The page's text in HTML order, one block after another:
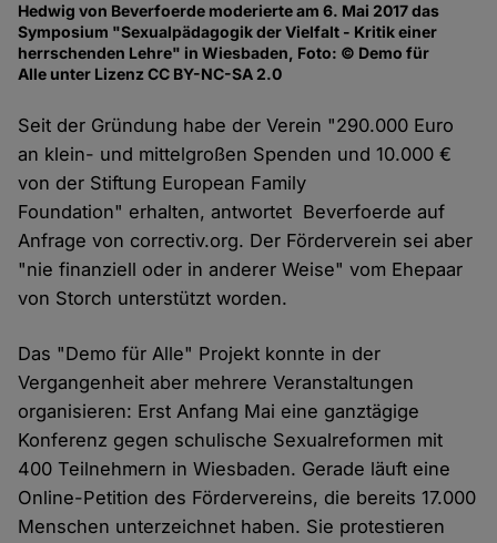
Hedwig von Beverfoerde moderierte am 6. Mai 2017 das
Symposium "Sexualpädagogik der Vielfalt - Kritik einer
herrschenden Lehre" in Wiesbaden, Foto: © Demo für
Alle unter Lizenz CC BY-NC-SA 2.0
Seit der Gründung habe der Verein "290.000 Euro
an klein- und mittelgroßen Spenden und 10.000 €
von der Stiftung European Family
Foundation" erhalten, antwortet Beverfoerde auf
Anfrage von correctiv.org. Der Förderverein sei aber
"nie finanziell oder in anderer Weise" vom Ehepaar
von Storch unterstützt worden.
Das "Demo für Alle" Projekt konnte in der
Vergangenheit aber mehrere Veranstaltungen
organisieren: Erst Anfang Mai eine ganztägige
Konferenz gegen schulische Sexualreformen mit
400 Teilnehmern in Wiesbaden. Gerade läuft eine
Online-Petition des Fördervereins, die bereits 17.000
Menschen unterzeichnet haben. Sie protestieren